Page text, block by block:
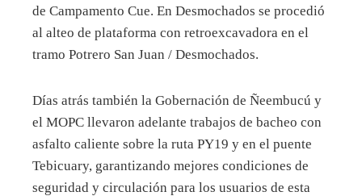
de Campamento Cue. En Desmochados se procedió
al alteo de plataforma con retroexcavadora en el
tramo Potrero San Juan / Desmochados.
Días atrás también la Gobernación de Ñeembucú y
el MOPC llevaron adelante trabajos de bacheo con
asfalto caliente sobre la ruta PY19 y en el puente
Tebicuary, garantizando mejores condiciones de
seguridad y circulación para los usuarios de esta